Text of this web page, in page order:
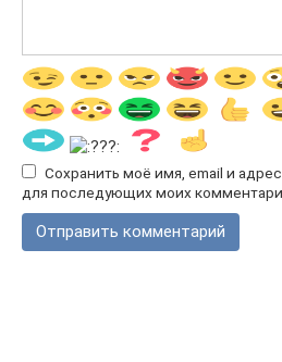
Сохранить моё имя, email и
для последующих моих